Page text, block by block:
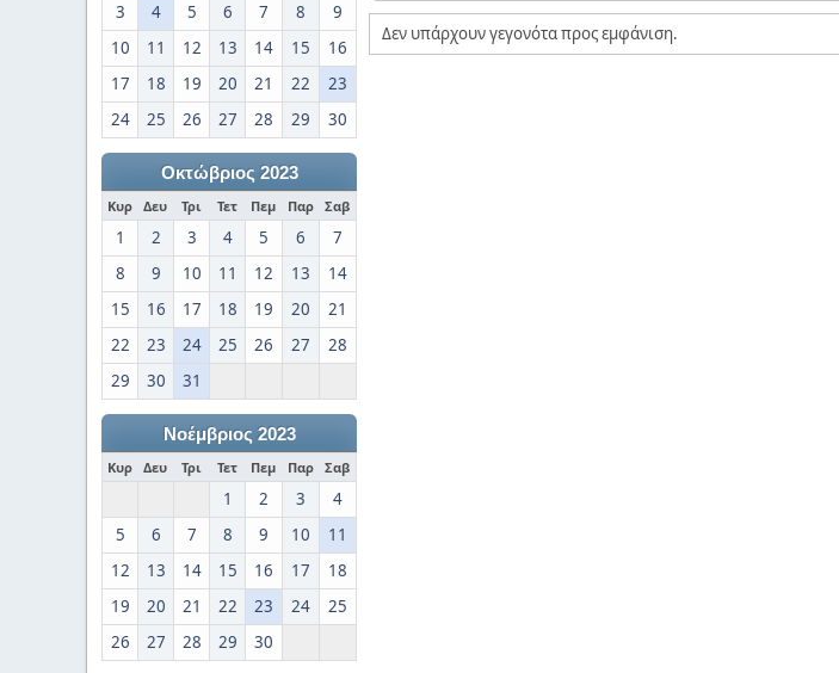
3
4 5 6 7 8
9
10
11 12 13 14 15
16
17
18 19 20 21 22
23
24
25 26 27 28 29 30
Οκτώβριος 2023
Κυρ Δευ Τρι Τετ Πεμ Παρ Σαβ
1 2 3 4 5 6
7
8
9 10 11 12 13
14
15
16 17 18 19 20
21
22
23 24 25 26 27
28
29
30 31
Νοέμβριος 2023
Κυρ Δευ Τρι Τετ Πεμ Παρ Σαβ
1 2 3
4
5
6 7 8 9 10
11
12
13 14 15 16 17
18
19
20 21 22 23 24
25
26
27 28 29 30
Δεν υπάρχουν γεγονότα προς εμφάνιση.